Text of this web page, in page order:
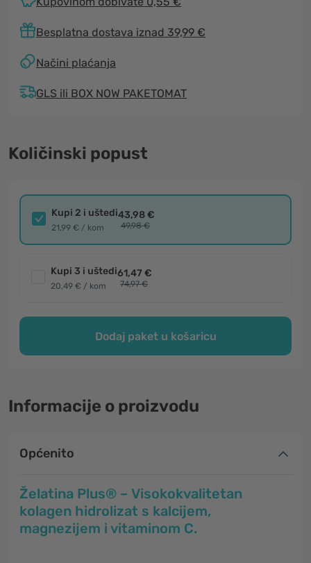
Besplatna dostava iznad 39,99 €
Načini plaćanja
GLS ili BOX NOW PAKETOMAT
Količinski popust
Kupi 2 i uštedi
21,99 € / kom
43,98 €
49,98 €
Kupi 3 i uštedi
20,49 € / kom
61,47 €
74,97 €
Dodaj paket u košaricu
Informacije o proizvodu
Općenito
Želatina Plus® – Visokokvalitetan
kolagen hidrolizat s kalcijem,
magnezijem i vitaminom C.